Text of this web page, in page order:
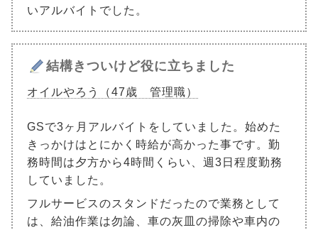
いアルバイトでした。
結構きついけど役に立ちました
オイルやろう（47歳 管理職）
GSで3ヶ月アルバイトをしていました。始めた
きっかけはとにかく時給が高かった事です。勤
務時間は夕方から4時間くらい、週3日程度勤務
していました。
フルサービスのスタンドだったので業務として
は、給油作業は勿論、車の灰皿の掃除や車内の